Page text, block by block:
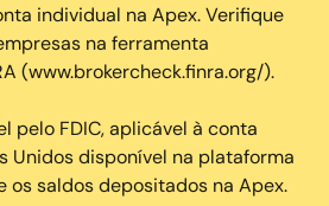
individual na Apex. Verifique
na ferramenta
(www.brokercheck.finra.org/).
pelo FDIC, aplicável à conta
Unidos disponível na plataforma
os saldos depositados na Apex.